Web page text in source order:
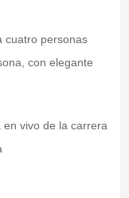
cuatro personas
con elegante
vivo de la carrera